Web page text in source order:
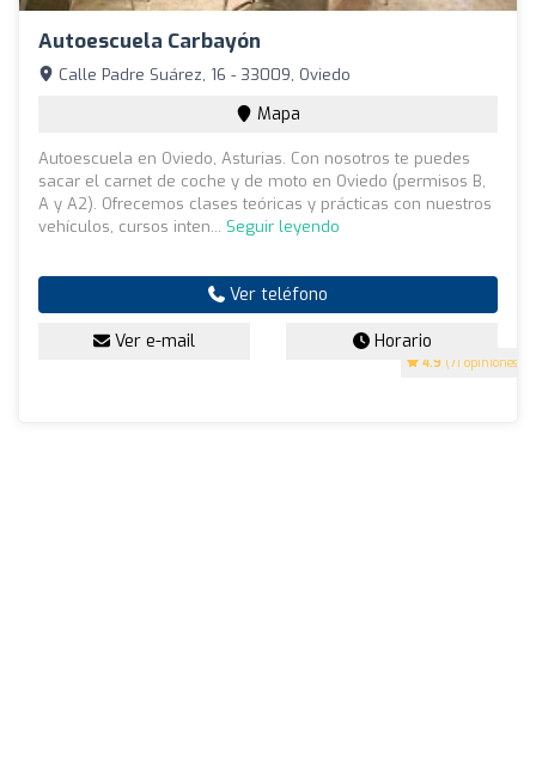
Autoescuela Carbayón
4.9 (71 opiniones)
Calle Padre Suárez, 16 - 33009, Oviedo
Mapa
Autoescuela en Oviedo, Asturias. Con nosotros te puedes
sacar el carnet de coche y de moto en Oviedo (permisos B,
A y A2). Ofrecemos clases teóricas y prácticas con nuestros
vehículos, cursos inten... Seguir leyendo
Ver teléfono
Ver e-mail Horario